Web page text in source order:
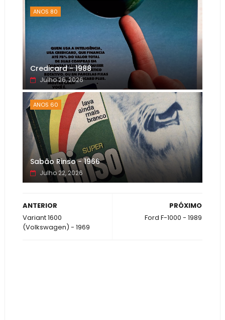
ANOS 80
Credicard - 1988
Julho 26, 2026
ANOS 60
Sabão Rinso - 1966
Julho 22, 2026
PRÓXIMO
Ford F-1000 - 1989
ANTERIOR
Variant 1600
(Volkswagen) - 1969